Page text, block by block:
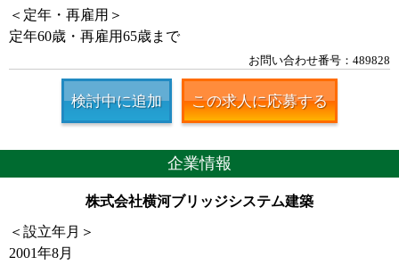
＜定年・再雇用＞
定年60歳・再雇用65歳まで
お問い合わせ番号：489828
検討中に追加 この求人に応募する
企業情報
株式会社横河ブリッジシステム建築
＜設立年月＞
2001年8月